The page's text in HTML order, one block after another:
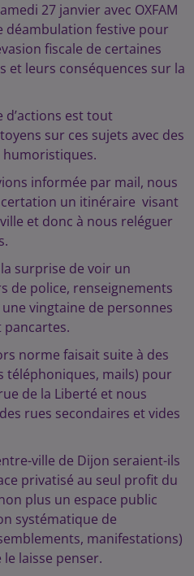
27 janvier avec OXFAM
déambulation festive pour
fiscale de certaines
et leurs conséquences sur la
est tout
sur ces sujets avec des
informée par mail, nous
un itinéraire visant
et donc à nous reléguer
surprise de voir un
de police, renseignements
vingtaine de personnes
pancartes.
norme faisait suite à des
téléphoniques, mails) pour
de la Liberté et nous
rues secondaires et vides
ville de Dijon seraient-ils
privatisé au seul profit du
plus un espace public
systématique de
manifestations)
laisse penser.